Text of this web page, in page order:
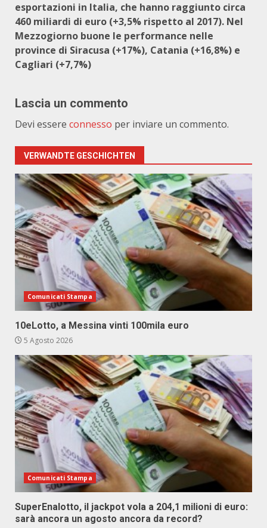
esportazioni in Italia, che hanno raggiunto circa
460 miliardi di euro (+3,5% rispetto al 2017). Nel
Mezzogiorno buone le performance nelle
province di Siracusa (+17%), Catania (+16,8%) e
Cagliari (+7,7%)
Lascia un commento
Devi essere connesso per inviare un commento.
VERWANDTE GESCHICHTEN
Comunicati Stampa
10eLotto, a Messina vinti 100mila euro
5 Agosto 2026
Comunicati Stampa
SuperEnalotto, il jackpot vola a 204,1 milioni di euro:
sarà ancora un agosto ancora da record?